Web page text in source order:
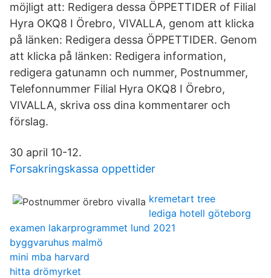
möjligt att: Redigera dessa ÖPPETTIDER of Filial
Hyra OKQ8 I Örebro, VIVALLA, genom att klicka
på länken: Redigera dessa ÖPPETTIDER. Genom
att klicka på länken: Redigera information,
redigera gatunamn och nummer, Postnummer,
Telefonnummer Filial Hyra OKQ8 I Örebro,
VIVALLA, skriva oss dina kommentarer och
förslag.
30 april 10-12.
Forsakringskassa oppettider
kremetart tree
lediga hotell göteborg
examen lakarprogrammet lund 2021
byggvaruhus malmö
mini mba harvard
hitta drömyrket